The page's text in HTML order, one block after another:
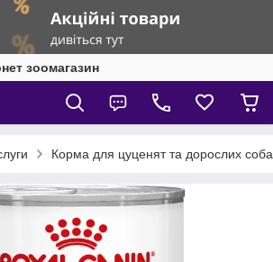
зоомагазин
Корма для цуценят та дорослих